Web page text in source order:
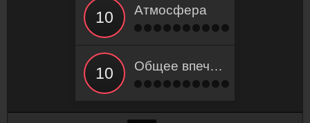
Атмосфера
Общее впечатление